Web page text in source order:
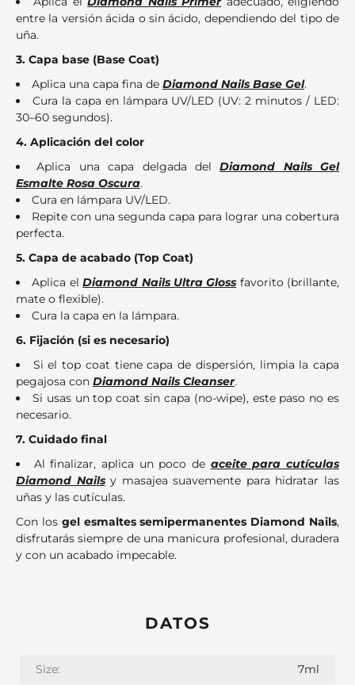
entre la versión ácida o sin ácido, dependiendo del tipo de
uña.
3. Capa base (Base Coat)
Aplica una capa fina de Diamond Nails Base Gel.
Cura la capa en lámpara UV/LED (UV: 2 minutos / LED:
30–60 segundos).
4. Aplicación del color
Aplica una capa delgada delDiamond Nails Gel
Esmalte Rosa Oscura.
Cura en lámpara UV/LED.
Repite con una segunda capa para lograr una cobertura
perfecta.
5. Capa de acabado (Top Coat)
Aplica elDiamond Nails Ultra Gloss favorito (brillante,
mate o flexible).
Cura la capa en la lámpara.
6. Fijación (si es necesario)
Si el top coat tiene capa de dispersión, limpia la capa
pegajosa con Diamond Nails Cleanser.
Si usas un top coat sin capa (no-wipe), este paso no es
necesario.
7. Cuidado final
Al finalizar, aplica un poco de aceite para cutículas
Diamond Nailsy masajea suavemente para hidratar las
uñas y las cutículas.
Con los gel esmaltes semipermanentes Diamond Nails,
disfrutarás siempre de una manicura profesional, duradera
y con un acabado impecable.
DATOS
Size:
7ml